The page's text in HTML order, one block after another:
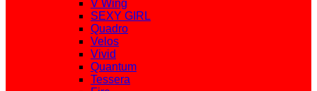
V Wing
SEXY GIRL
Quadro
Velos
Vivid
Quantum
Tessera